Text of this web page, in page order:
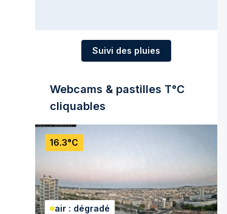
Suivi des pluies
Webcams & pastilles T°C
cliquables
16.3°C
air : dégradé